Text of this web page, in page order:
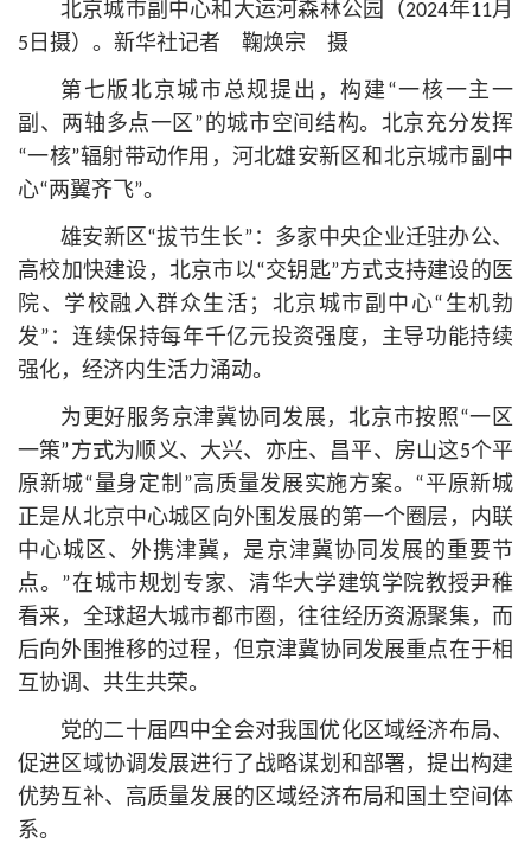
北京城市副中心和大运河森林公园（2024年11月
5日摄）。新华社记者 鞠焕宗 摄
第七版北京城市总规提出，构建“一核一主一
副、两轴多点一区”的城市空间结构。北京充分发挥
“一核”辐射带动作用，河北雄安新区和北京城市副中
心“两翼齐飞”。
雄安新区“拔节生长”：多家中央企业迁驻办公、
高校加快建设，北京市以“交钥匙”方式支持建设的医
院、学校融入群众生活；北京城市副中心“生机勃
发”：连续保持每年千亿元投资强度，主导功能持续
强化，经济内生活力涌动。
为更好服务京津冀协同发展，北京市按照“一区
一策”方式为顺义、大兴、亦庄、昌平、房山这5个平
原新城“量身定制”高质量发展实施方案。“平原新城
正是从北京中心城区向外围发展的第一个圈层，内联
中心城区、外携津冀，是京津冀协同发展的重要节
点。”在城市规划专家、清华大学建筑学院教授尹稚
看来，全球超大城市都市圈，往往经历资源聚集，而
后向外围推移的过程，但京津冀协同发展重点在于相
互协调、共生共荣。
党的二十届四中全会对我国优化区域经济布局、
促进区域协调发展进行了战略谋划和部署，提出构建
优势互补、高质量发展的区域经济布局和国土空间体
系。